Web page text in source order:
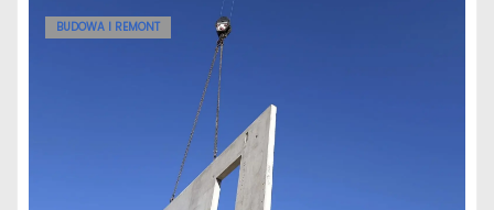
BUDOWA I REMONT